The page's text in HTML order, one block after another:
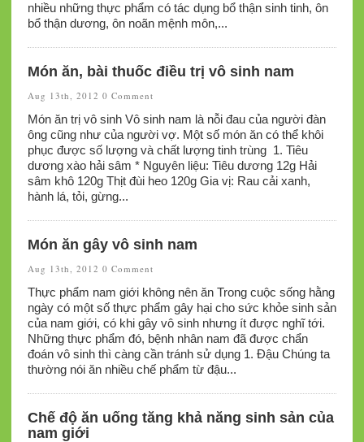
nhiều những thực phẩm có tác dụng bổ thận sinh tinh, ôn
bổ thận dương, ôn noãn mệnh môn,...
Món ăn, bài thuốc điều trị vô sinh nam
Aug 13th, 2012 0 Comment
Món ăn trị vô sinh Vô sinh nam là nỗi đau của người đàn
ông cũng như của người vợ. Một số món ăn có thể khôi
phục được số lượng và chất lượng tinh trùng 1. Tiêu
dương xào hải sâm * Nguyên liệu: Tiêu dương 12g Hải
sâm khô 120g Thịt đùi heo 120g Gia vị: Rau cải xanh,
hành lá, tỏi, gừng...
Món ăn gây vô sinh nam
Aug 13th, 2012 0 Comment
Thực phẩm nam giới không nên ăn Trong cuộc sống hằng
ngày có một số thực phẩm gây hại cho sức khỏe sinh sản
của nam giới, có khi gây vô sinh nhưng ít được nghĩ tới.
Những thực phẩm đó, bệnh nhân nam đã được chẩn
đoán vô sinh thì càng cần tránh sử dụng 1. Đậu Chúng ta
thường nói ăn nhiều chế phẩm từ đậu...
Chế độ ăn uống tăng khả năng sinh sản của
nam giới